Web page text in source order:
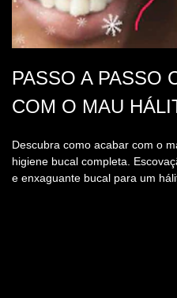
Descubra como acabar com o
higiene bucal completa.
e enxaguante bucal para um
PASSO A PASSO
COM O MAU